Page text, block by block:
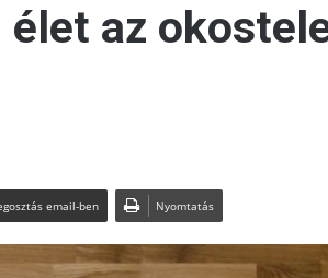
élet az
email-ben Nyomtatás